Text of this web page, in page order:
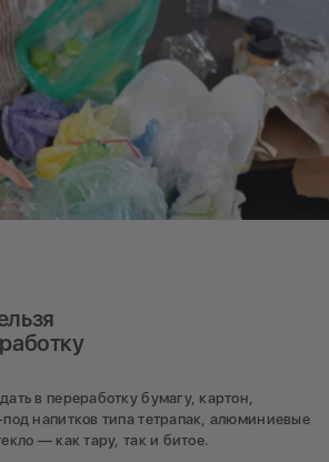
в переработку бумагу, картон,
напитков типа тетрапак, алюминиевые
— как тару, так и битое.